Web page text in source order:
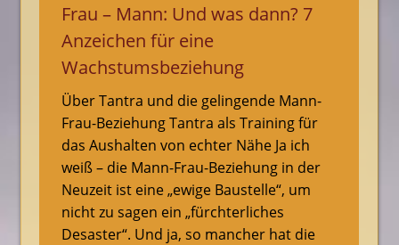
Frau – Mann: Und was dann? 7
Anzeichen für eine
Wachstumsbeziehung
Über Tantra und die gelingende Mann-
Frau-Beziehung Tantra als Training für
das Aushalten von echter Nähe Ja ich
weiß – die Mann-Frau-Beziehung in der
Neuzeit ist eine „ewige Baustelle“, um
nicht zu sagen ein „fürchterliches
Desaster“. Und ja, so mancher hat die